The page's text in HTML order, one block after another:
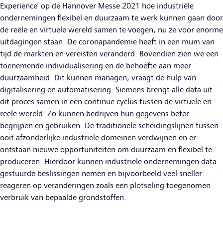
Experience’ op de Hannover Messe 2021 hoe industriële
ondernemingen flexibel en duurzaam te werk kunnen gaan door
de reële en virtuele wereld samen te voegen, nu ze voor enorme
uitdagingen staan. De coronapandemie heeft in een mum van
tijd de markten en vereisten veranderd. Bovendien zien we een
toenemende individualisering en de behoefte aan meer
duurzaamheid. Dit kunnen managen, vraagt de hulp van
digitalisering en automatisering. Siemens brengt alle data uit
dit proces samen in een continue cyclus tussen de virtuele en
reële wereld. Zo kunnen bedrijven hun gegevens beter
begrijpen en gebruiken. De traditionele scheidingslijnen tussen
ooit afzonderlijke industriële domeinen verdwijnen en er
ontstaan nieuwe opportuniteiten om duurzaam en flexibel te
produceren. Hierdoor kunnen industriële ondernemingen data
gestuurde beslissingen nemen en bijvoorbeeld veel sneller
reageren op veranderingen zoals een plotseling toegenomen
verbruik van bepaalde grondstoffen.